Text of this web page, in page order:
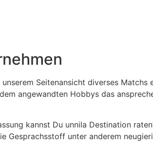
Seitenansicht diverses Matchs
angewandten Hobbys das
kannst Du unnila Destination
Gesprachsstoff unter anderem